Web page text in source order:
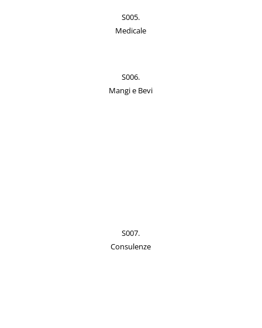
S005.
Medicale
S006.
Mangi e Bevi
S007.
Consulenze